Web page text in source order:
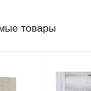
товары